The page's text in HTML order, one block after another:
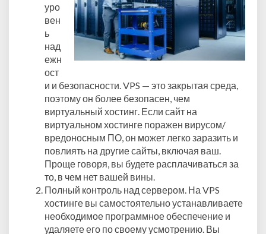
уро
вен
ь
над
ежн
ост
и и безопасности. VPS — это закрытая среда,
поэтому он более безопасен, чем
виртуальный хостинг. Если сайт на
виртуальном хостинге поражен вирусом/
вредоносным ПО, он может легко заразить и
повлиять на другие сайты, включая ваш.
Проще говоря, вы будете расплачиваться за
то, в чем нет вашей вины.
Полный контроль над сервером. На VPS
хостинге вы самостоятельно устанавливаете
необходимое программное обеспечение и
удаляете его по своему усмотрению. Вы